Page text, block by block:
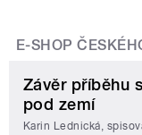
E-SHOP
Závěr příběhu
pod zemí
Karin Lednická,